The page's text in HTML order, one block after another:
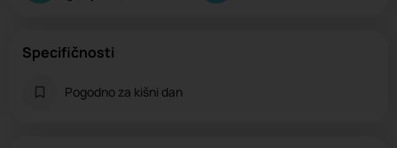
Specifičnosti
Pogodno za kišni dan